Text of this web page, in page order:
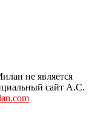
не является
сайт A.C.